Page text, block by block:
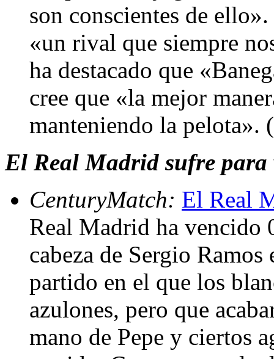
son conscientes de
«un rival que siempre
ha destacado que
cree que «la mejor
manteniendo la
El Real Madrid sufre para
CenturyMatch: El Real
Real Madrid ha vencido
cabeza de Sergio
partido en el que los
azulones, pero que
mano de Pepe y ciertos